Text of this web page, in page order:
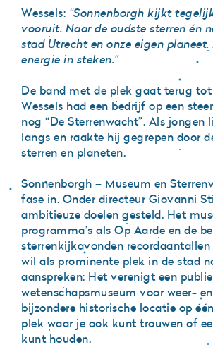
Wessels: “Sonnenborgh kijkt
vooruit. Naar de oudste sterren én
stad Utrecht en onze eigen
energie in steken.”
De band met de plek gaat terug
Wessels had een bedrijf op een
nog “De Sterrenwacht”. Als
langs en raakte hij gegrepen door
sterren en planeten.
Sonnenborgh – Museum en
fase in. Onder directeur Giovanni
ambitieuze doelen gesteld. Het
programma’s als Op Aarde en de
sterrenkijkavonden recordaantallen
wil als prominente plek in de stad
aanspreken: Het verenigt een
wetenschapsmuseum voor weer-
bijzondere historische locatie op
plek waar je ook kunt trouwen of
kunt houden.